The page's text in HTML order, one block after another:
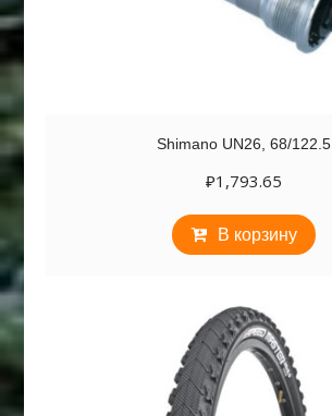
Shimano UN26, 68/122.5
₽1,793.65
В корзину